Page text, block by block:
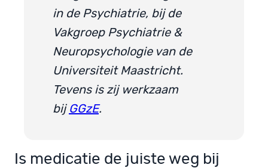
in de Psychiatrie, bij de
Vakgroep Psychiatrie &
Neuropsychologie van de
Universiteit Maastricht.
Tevens is zij werkzaam
bij GGzE.
Is medicatie de juiste weg bij